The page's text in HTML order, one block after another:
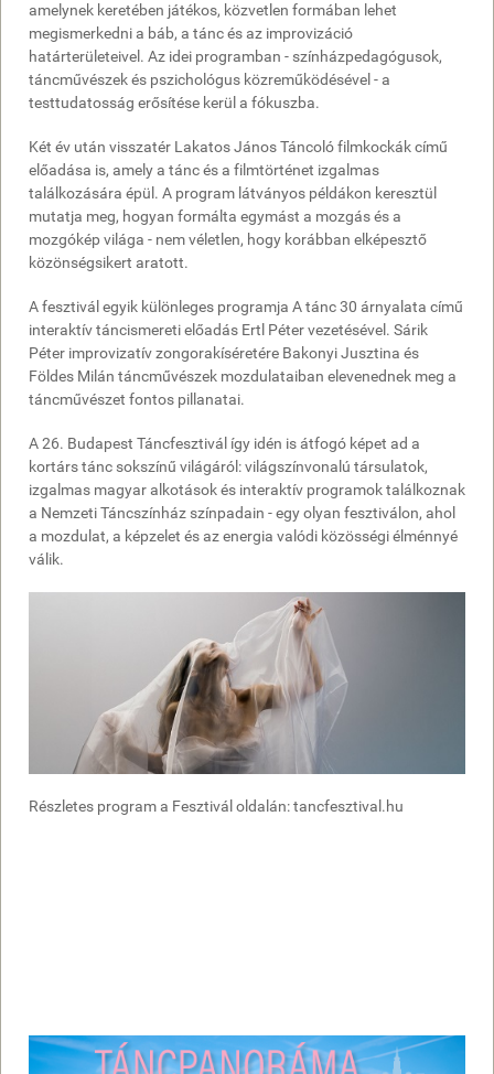
amelynek keretében játékos, közvetlen formában lehet
megismerkedni a báb, a tánc és az improvizáció
határterületeivel. Az idei programban - színházpedagógusok,
táncművészek és pszichológus közreműködésével - a
testtudatosság erősítése kerül a fókuszba.
Két év után visszatér Lakatos János Táncoló filmkockák című
előadása is, amely a tánc és a filmtörténet izgalmas
találkozására épül. A program látványos példákon keresztül
mutatja meg, hogyan formálta egymást a mozgás és a
mozgókép világa - nem véletlen, hogy korábban elképesztő
közönségsikert aratott.
A fesztivál egyik különleges programja A tánc 30 árnyalata című
interaktív táncismereti előadás Ertl Péter vezetésével. Sárik
Péter improvizatív zongorakíséretére Bakonyi Jusztina és
Földes Milán táncművészek mozdulataiban elevenednek meg a
táncművészet fontos pillanatai.
A 26. Budapest Táncfesztivál így idén is átfogó képet ad a
kortárs tánc sokszínű világáról: világszínvonalú társulatok,
izgalmas magyar alkotások és interaktív programok találkoznak
a Nemzeti Táncszínház színpadain - egy olyan fesztiválon, ahol
a mozdulat, a képzelet és az energia valódi közösségi élménnyé
válik.
Részletes program a Fesztivál oldalán: tancfesztival.hu